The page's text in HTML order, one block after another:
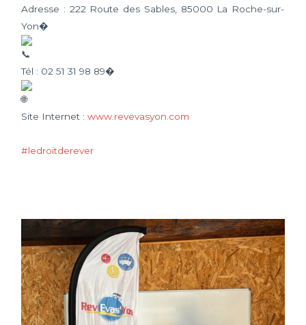
Adresse : 222 Route des Sables, 85000 La Roche-sur-
Yon�
Tél : 02 51 31 98 89�
Site Internet :www.revevasyon.com
#ledroitderever